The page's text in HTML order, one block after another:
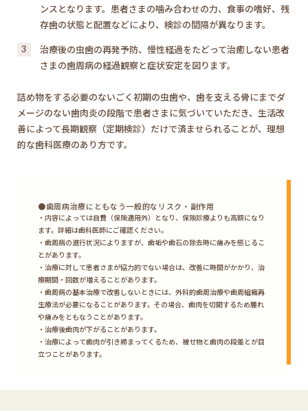
ンスとなります。患者さまの噛み合わせの力、食事の嗜好、残
存歯の状態と配置などにより、検診の間隔が異なります。
3
治療後の虫歯の再発予防、慢性経過をたどって治癒しない患者
さまの歯周病の経過観察と症状安定を図ります。
詰め物をする必要のないごく初期の虫歯や、歯を支える骨にまでダ
メージのない歯肉炎の段階で患者さまに気づいていただき、生活改
善によって長期観察（定期検診）だけで済ませられることが、理想
的な歯科医療のあり方です。
●歯周病治療にともなう一般的なリスク・副作用
・内容によっては自費（保険適用外）となり、保険診療よりも高額になり
ます。詳細は歯科医師にご確認ください。
・歯周病の進行状況によりますが、歯垢や歯石の除去時に痛みを感じるこ
とがあります。
・治療に対して患者さまが協力的でない場合は、改善に時間がかかり、治
療期間・回数が増えることがあります。
・歯周病の基本治療で改善しないときには、外科的歯周治療や歯周組織再
生療法が必要になることがあります。その場合、歯肉を切開するため腫れ
や痛みをともなうことがあります。
・治療後歯肉が下がることがあります。
・治療によって歯肉が引き締まってくるため、被せ物と歯肉の段差とが目
立つことがあります。